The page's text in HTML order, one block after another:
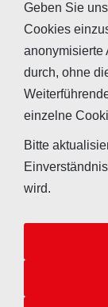
regelmäßige
vor den
Bereich
darf nicht über
Schimmelbildung.
Geben Sie
Cookies
anonymisierte
durch, ohne
einzelne
Bitte
wird.